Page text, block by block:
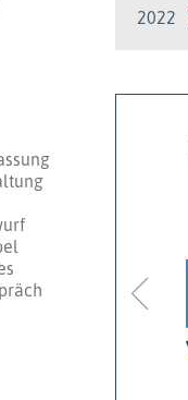
2022